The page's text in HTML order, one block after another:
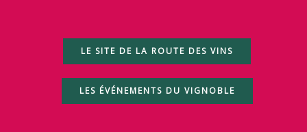
LE SITE DE LA ROUTE DES VINS
LES ÉVÉNEMENTS DU VIGNOBLE